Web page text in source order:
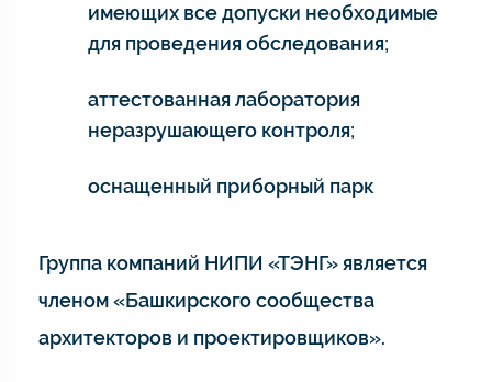
имеющих все допуски необходимые
для проведения обследования;
аттестованная лаборатория
неразрушающего контроля;
оснащенный приборный парк
Группа компаний НИПИ «ТЭНГ» является
членом «Башкирского сообщества
архитекторов и проектировщиков».